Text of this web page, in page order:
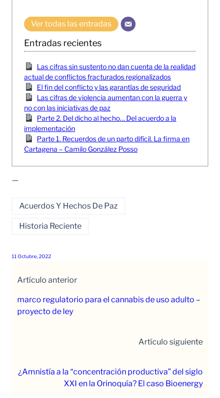
Ver todas las entradas
Entradas recientes
Las cifras sin sustento no dan cuenta de la realidad
actual de conflictos fracturados regionalizados
El fin del conflicto y las garantías de seguridad
Las cifras de violencia aumentan con la guerra y
no con las iniciativas de paz
Parte 2. Del dicho al hecho… Del acuerdo a la
implementación
Parte 1. Recuerdos de un parto difícil. La firma en
Cartagena – Camilo González Posso
—
Acuerdos Y Hechos De Paz
Historia Reciente
11 Octubre, 2022
Artículo anterior
marco regulatorio para el cannabis de uso adulto –
proyecto de ley
Artículo siguiente
¿Amnistía a la “concentración productiva” del siglo
XXI en la Orinoquía? El caso Bioenergy